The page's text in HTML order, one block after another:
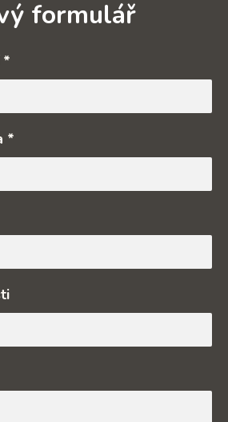
formulář
*
*